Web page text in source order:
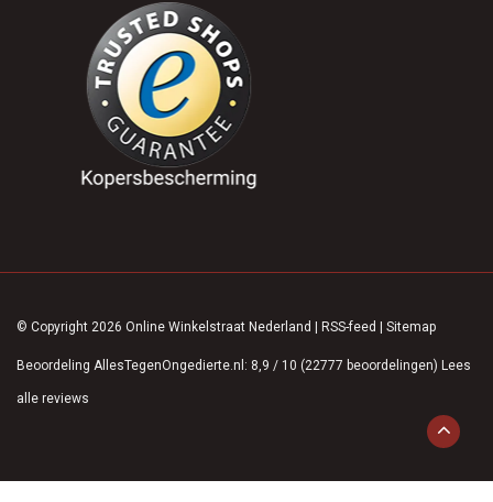
© Copyright 2026 Online Winkelstraat Nederland | RSS-feed | Sitemap
Beoordeling AllesTegenOngedierte.nl : 8,9 / 10 (22777 beoordelingen) Lees
alle reviews